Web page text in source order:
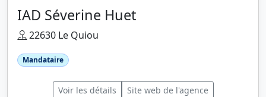
IAD Séverine Huet
22630 Le Quiou
Mandataire
Voir les détails Site web de l'agence